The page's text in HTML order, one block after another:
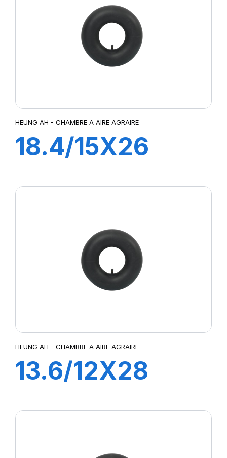
HEUNG AH - CHAMBRE A AIRE AGRAIRE
18.4/15X26
HEUNG AH - CHAMBRE A AIRE AGRAIRE
13.6/12X28